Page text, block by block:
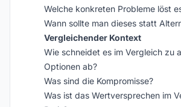
Welche konkreten Probleme löst
Wann sollte man dieses statt
Vergleichender Kontext
Wie schneidet es im Vergleich zu
Optionen ab?
Was sind die Kompromisse?
Was ist das Wertversprechen im